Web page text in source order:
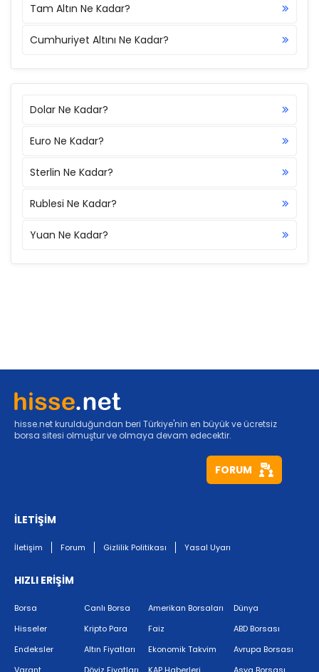
Tam Altın Ne Kadar?
Cumhuriyet Altını Ne Kadar?
Dolar Ne Kadar?
Euro Ne Kadar?
Sterlin Ne Kadar?
Rublesi Ne Kadar?
Yuan Ne Kadar?
hisse.net kurulduğundan beri Türkiye'nin en büyük ve ücretsiz
borsa sitesi olmuştur ve olmaya devam edecektir.
FORUM
İLETİŞİM
İletişim Forum Gizlilik Politikası Yasal Uyarı
HIZLI ERİŞİM
Borsa
Hisseler
Endeksler
Canlı Borsa
Kripto Para
Altın Fiyatları
Amerikan Borsaları
Faiz
Ekonomik Takvim
Dünya
ABD Borsası
Avrupa Borsası